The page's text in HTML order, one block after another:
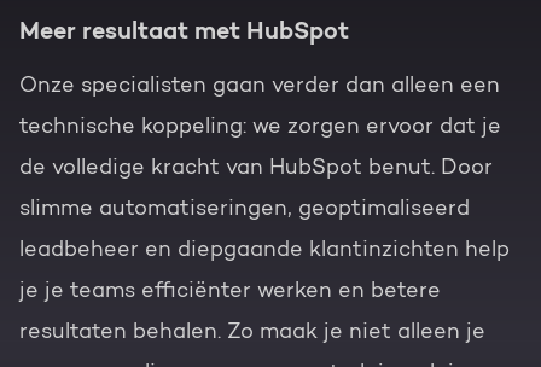
Meer resultaat met HubSpot
Onze specialisten gaan verder dan alleen een
technische koppeling: we zorgen ervoor dat je
de volledige kracht van HubSpot benut. Door
slimme automatiseringen, geoptimaliseerd
leadbeheer en diepgaande klantinzichten help
je je teams efficiënter werken en betere
resultaten behalen. Zo maak je niet alleen je